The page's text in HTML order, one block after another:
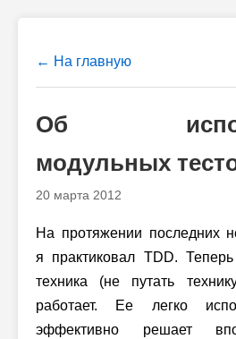
← На главную
Об
модульных
20 марта 2012
На протяжении последних
я практиковал TDD.
техника (не путать
работает. Ее легко
эффективно решает